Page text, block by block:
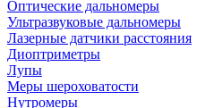
Оптические дальномеры
Ультразвуковые дальномеры
Лазерные датчики расстояния
Диоптриметры
Лупы
Меры шероховатости
Нутромеры